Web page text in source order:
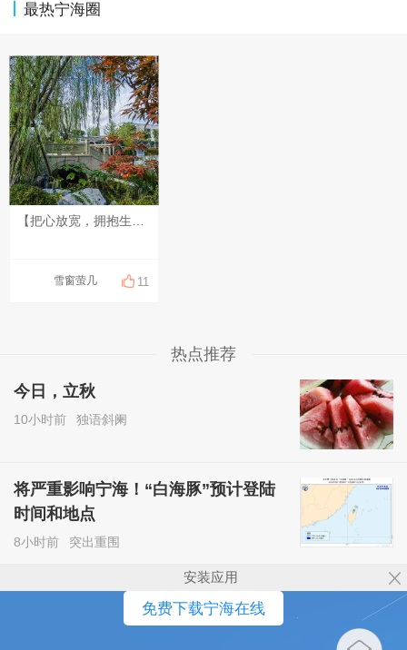
最热宁海圈
【把心放宽，拥抱生活中的小惊喜】 生活的美好，往往藏在松弛的心境里。不被细碎琐事牵绊，多去留意身边的点滴暖意。人生旅途，与其总是背着包袱赶路，不如腾出力气，接住眼前的小欢喜。 新的一天，愿你卸下心头的负累，自在从容，轻松做自己。
雪窗萤几 11
热点推荐
今日，立秋
10小时前 独语斜阑
将严重影响宁海！“白海豚”预计登陆
时间和地点
8小时前 突出重围
安装应用
免费下载宁海在线